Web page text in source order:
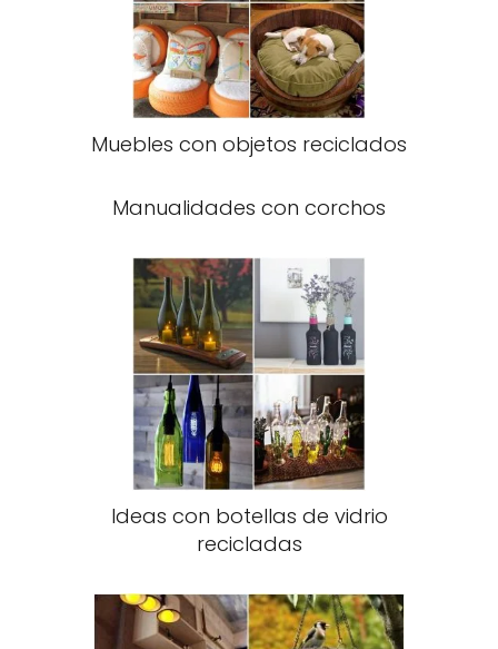
Muebles con objetos reciclados
Manualidades con corchos
Ideas con botellas de vidrio
recicladas